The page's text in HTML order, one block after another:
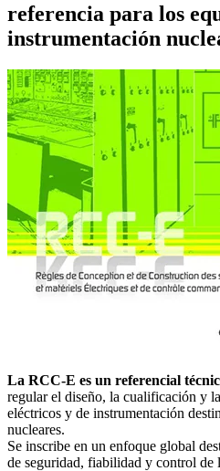
referencia para los
instrumentación
La RCC-E es un referencial
regular el diseño, la cualificación y
eléctricos y de instrumentación
nucleares.
Se inscribe en un enfoque global
de seguridad, fiabilidad y control de